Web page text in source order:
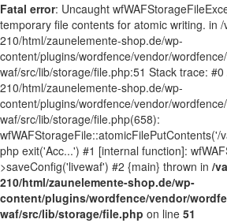
Fatal error: Uncaught
temporary file contents for atomic writing. in
210/html/zaunelemente-shop.de/wp-
content/plugins/wordfence/vendor/
waf/src/lib/storage/file.php:51 Stack trace:
210/html/zaunelemente-shop.de/wp-
content/plugins/wordfence/vendor/
waf/src/lib/storage/file.php(658):
wfWAFStorageFile::atomicFilePutContents('/
php exit('Acc...') #1 [internal function]:
>saveConfig('livewaf') #2 {main} thrown in /
210/html/zaunelemente-shop.de/wp-
content/plugins/wordfence/vendor/
waf/src/lib/storage/file.php on line 51